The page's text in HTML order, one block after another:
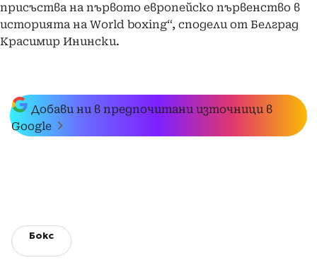
присъства на първото европейско първенство в
историята на World boxing“, сподели от Белград
Красимир Инински.
Добави ни в предпочитани източници в
Google
Бокс